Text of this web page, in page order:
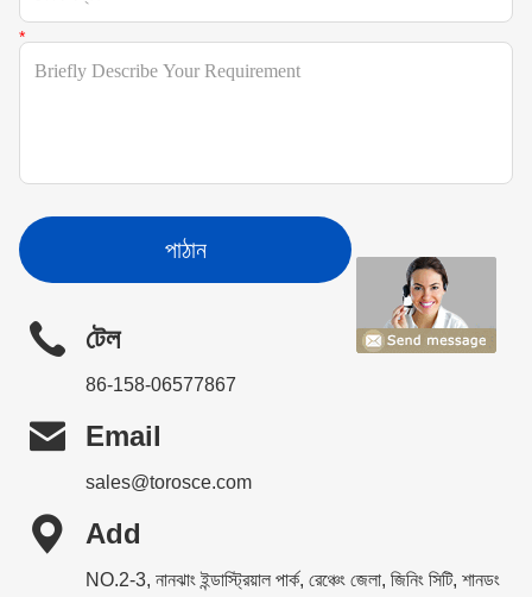
পাঠান
টেল
86-158-06577867
 Email
sales@torosce.com
 Add
NO.2-3, নানঝাং ইন্ডাস্ট্রিয়াল পার্ক, রেঞ্চেং জেলা, জিনিং সিটি, শানডং